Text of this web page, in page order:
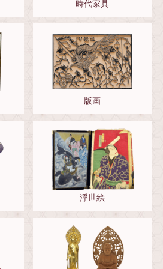
時代家具
版画
浮世絵